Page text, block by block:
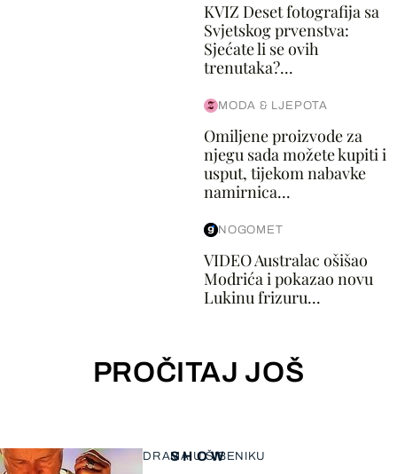
KVIZ Deset fotografija sa
Svjetskog prvenstva:
Sjećate li se ovih
trenutaka?...
MODA & LJEPOTA
Omiljene proizvode za
njegu sada možete kupiti i
usput, tijekom nabavke
namirnica...
NOGOMET
VIDEO Australac ošišao
Modrića i pokazao novu
Lukinu frizuru...
PROČITAJ JOŠ
SHOW
DRAMA U ŠIBENIKU